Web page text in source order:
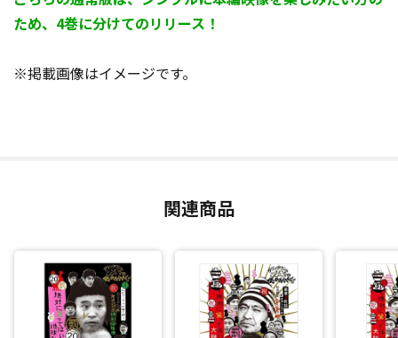
ため、4巻に分けてのリリース！
※掲載画像はイメージです。
関連商品